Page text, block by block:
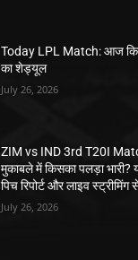
Today LPL Match: आज
का शेड्यूल
July 26, 2026
ZIM vs IND 3rd T20I
मुकाबले में किसका पलड़ा भारी?
पिच रिपोर्ट और लाइव
July 26, 2026